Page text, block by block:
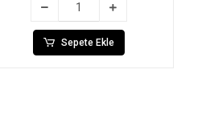
Sepete Ekle